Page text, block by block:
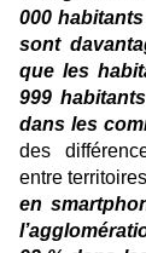
000
sont
que les
999
dans les
des
entre
en